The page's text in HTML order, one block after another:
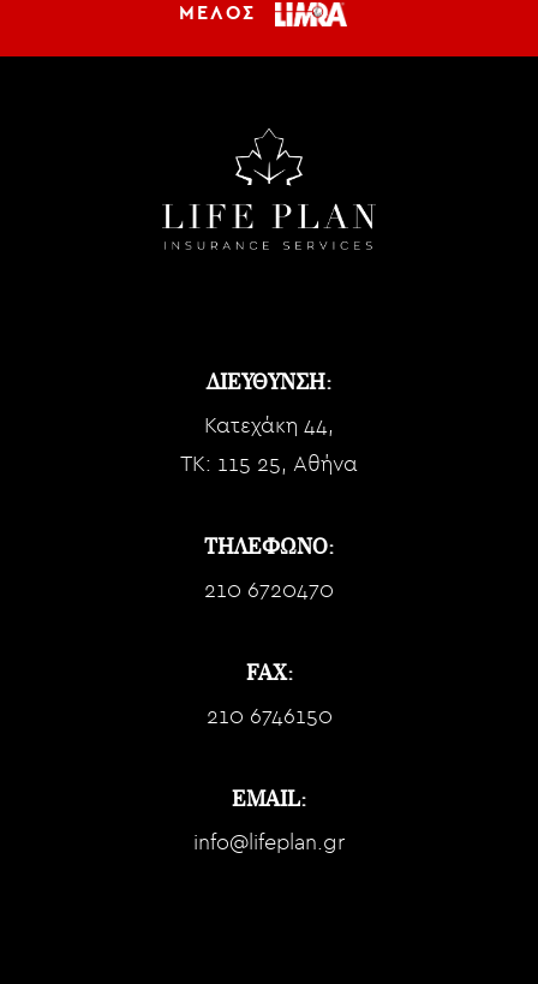
ΜΕΛΟΣ
ΔΙΕΥΘΥΝΣΗ:
Κατεχάκη 44,
TK: 115 25, Αθήνα
ΤΗΛΕΦΩΝΟ:
210 6720470
FAX:
210 6746150
EMAIL:
info@lifeplan.gr